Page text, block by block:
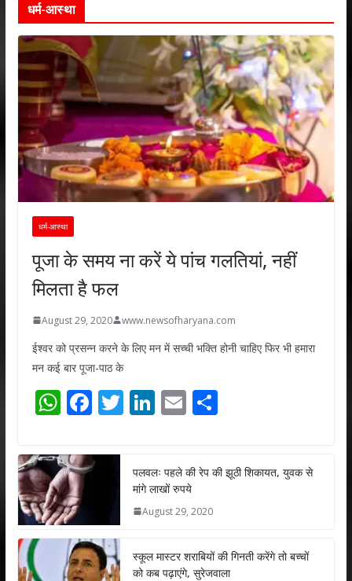
धर्म-आस्था
धर्म-आस्था
पूजा के समय ना करें ये पांच गलतियां, नहीं
मिलता है फल
August 29, 2020 www.newsofharyana.com
ईश्वर को प्रसन्न करने के लिए मन में सच्ची भक्ति होनी चाहिए फिर भी हमारा
मन कई बार पूजा-पाठ के
W
at
s
A
p
p
F
e
b
o
k
T
er
Li
e
dI
n
E
l
S
e
पलवलः पहले की रेप की झूठी शिकायत, युवक से
मांगे लाखों रुपये
August 29, 2020
स्कूल मास्टर शराबियों की गिनती करेंगे तो बच्चों
को कब पढ़ाएंगे, सुरेजवाला